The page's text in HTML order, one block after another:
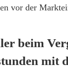
vor der
beim
mit